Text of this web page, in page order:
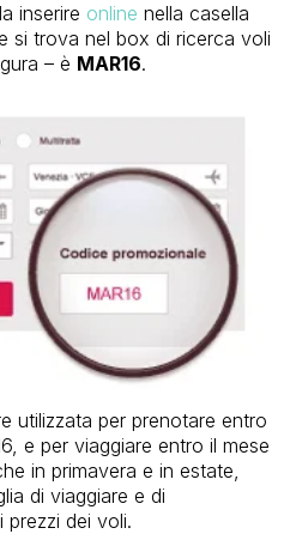
inserire online nella casella
si trova nel box di ricerca voli
– è MAR16.
utilizzata per prenotare entro
e per viaggiare entro il mese
in primavera e in estate,
di viaggiare e di
prezzi dei voli.